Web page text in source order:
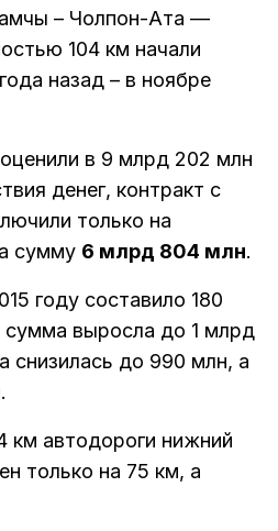
– Чолпон-Ата —
104 км начали
назад – в ноябре
в 9 млрд 202 млн
денег, контракт с
только на
сумму 6 млрд 804 млн.
году составило 180
выросла до 1 млрд
снизилась до 990 млн, а
км автодороги нижний
только на 75 км, а